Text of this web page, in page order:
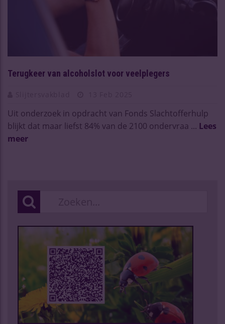
Terugkeer van alcoholslot voor veelplegers
Uit onderzoek in opdracht van Fonds Slachtofferhulp
blijkt dat maar liefst 84% van de 2100 ondervraa ... Lees
meer